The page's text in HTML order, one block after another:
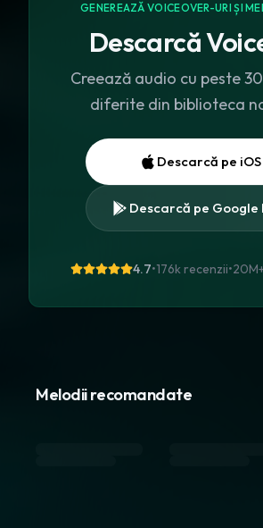
GENEREAZĂ VOICEOVER-URI ȘI
Descarcă
Creează audio cu peste
diferite din biblioteca
Descarcă pe iOS
Descarcă pe Google
4.7•176k recenzii•
Melodii recomandate